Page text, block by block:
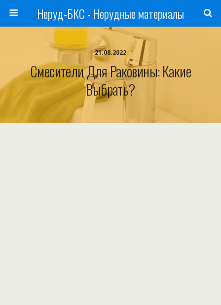
Неруд-БКС - Нерудные материалы
21.08.2022
Смесители Для Раковины: Какие
Выбрать?